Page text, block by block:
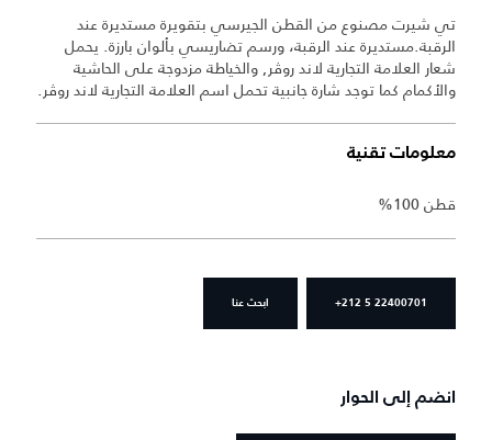
تي شيرت مصنوع من القطن الجيرسي بتقويرة مستديرة عند
الرقبة.مستديرة عند الرقبة، ورسم تضاريسي بألوان بارزة. يحمل
شعار العلامة التجارية لاند روڤر, والخياطة مزدوجة على الحاشية
والأكمام كما توجد شارة جانبية تحمل اسم العلامة التجارية لاند روڤر.
معلومات تقنية
قطن 100%
+212 5 22400701 ابحث عنا
انضم إلى الحوار